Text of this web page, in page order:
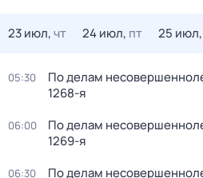
23 июл,чт 24 июл, пт 25 июл,
05:30 По делам
1268-я
06:00 По делам
1269-я
06:30 По делам